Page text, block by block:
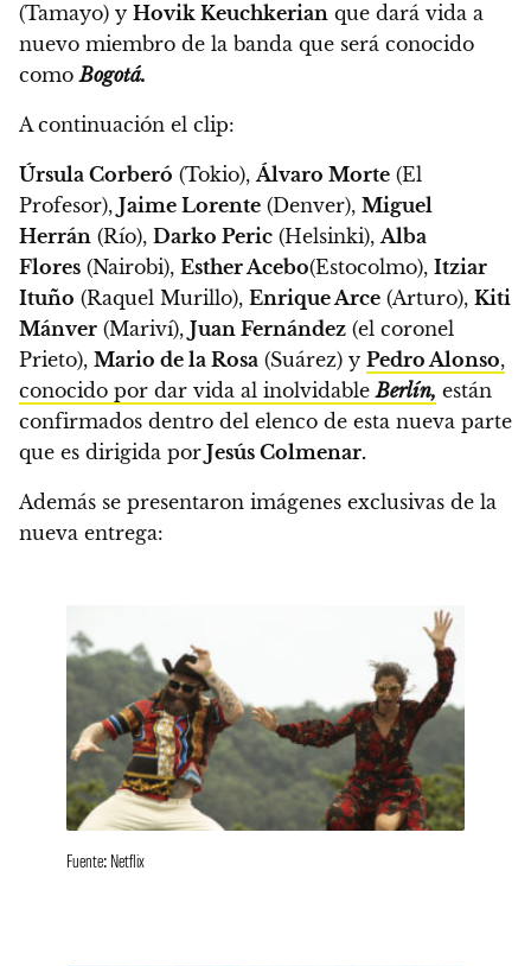
(Tamayo) y Hovik Keuchkerian que dará vida a
nuevo miembro de la banda que será conocido
comoBogotá.
A continuación el clip:
Úrsula Corberó (Tokio),Álvaro Morte (El
Profesor), Jaime Lorente (Denver), Miguel
Herrán (Río), Darko Peric (Helsinki),Alba
Flores (Nairobi), Esther Acebo(Estocolmo), Itziar
Ituño (Raquel Murillo), Enrique Arce (Arturo), Kiti
Mánver (Mariví), Juan Fernández (el coronel
Prieto), Mario de la Rosa (Suárez) y Pedro Alonso,
conocido por dar vida al inolvidableBerlín, están
confirmados dentro del elenco de esta nueva parte
que es dirigida por Jesús Colmenar.
Además se presentaron imágenes exclusivas de la
nueva entrega:
Fuente: Netflix